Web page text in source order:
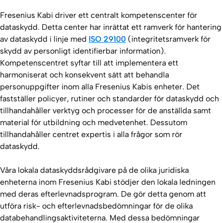
Fresenius Kabi driver ett centralt kompetenscenter för
dataskydd. Detta center har inrättat ett ramverk för hantering
av dataskydd i linje med ISO 29100 (integritetsramverk för
skydd av personligt identifierbar information).
Kompetenscentret syftar till att implementera ett
harmoniserat och konsekvent sätt att behandla
personuppgifter inom alla Fresenius Kabis enheter. Det
fastställer policyer, rutiner och standarder för dataskydd och
tillhandahåller verktyg och processer för de anställda samt
material för utbildning och medvetenhet. Dessutom
tillhandahåller centret expertis i alla frågor som rör
dataskydd.
Våra lokala dataskyddsrådgivare på de olika juridiska
enheterna inom Fresenius Kabi stödjer den lokala ledningen
med deras efterlevnadsprogram. De gör detta genom att
utföra risk- och efterlevnadsbedömningar för de olika
databehandlingsaktiviteterna. Med dessa bedömningar